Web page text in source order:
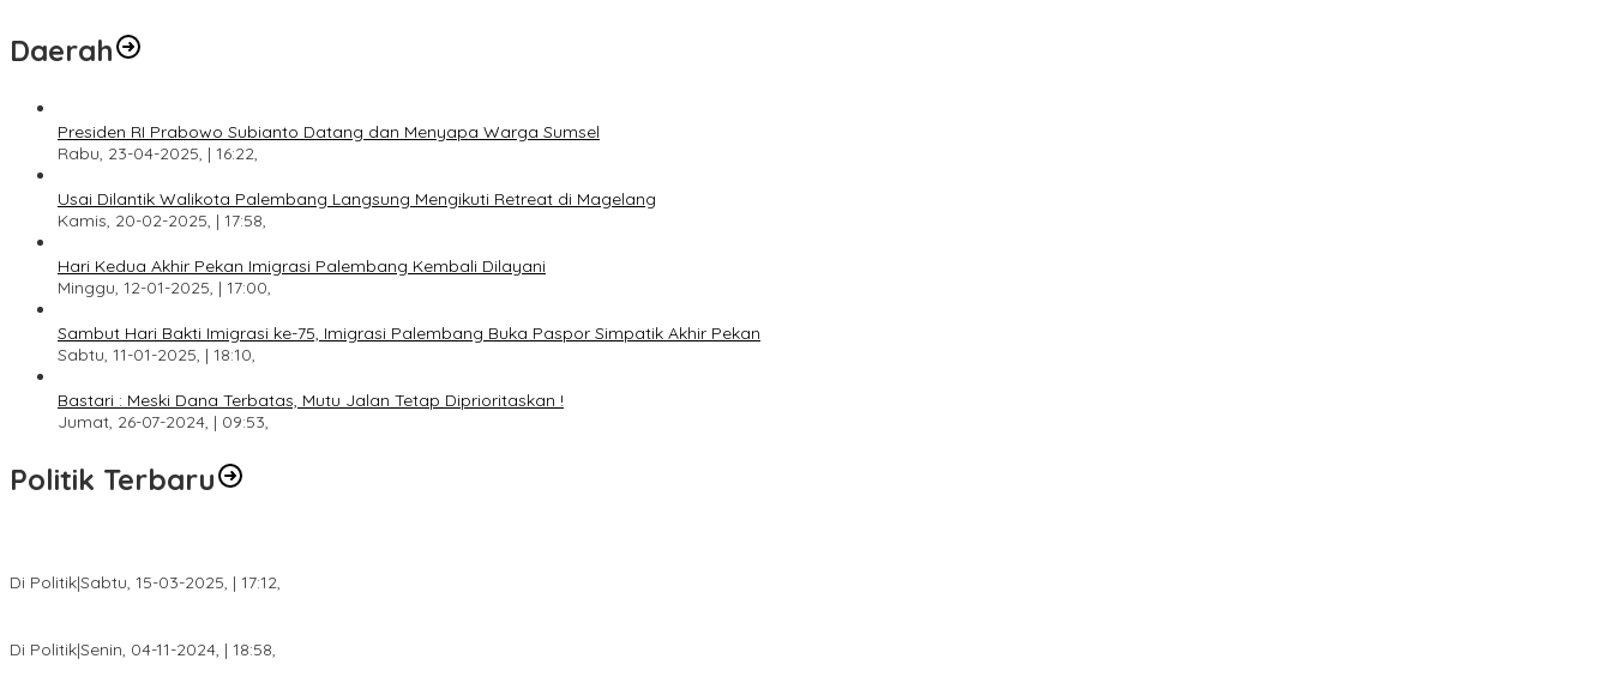
Daerah
Presiden RI Prabowo Subianto Datang dan Menyapa Warga Sumsel
Rabu, 23-04-2025, | 16:22,
Usai Dilantik Walikota Palembang Langsung Mengikuti Retreat di Magelang
Kamis, 20-02-2025, | 17:58,
Hari Kedua Akhir Pekan Imigrasi Palembang Kembali Dilayani
Minggu, 12-01-2025, | 17:00,
Sambut Hari Bakti Imigrasi ke-75, Imigrasi Palembang Buka Paspor Simpatik Akhir Pekan
Sabtu, 11-01-2025, | 18:10,
Bastari : Meski Dana Terbatas, Mutu Jalan Tetap Diprioritaskan !
Jumat, 26-07-2024, | 09:53,
Politik Terbaru
Di Politik|Sabtu, 15-03-2025, | 17:12,
Di Politik|Senin, 04-11-2024, | 18:58,